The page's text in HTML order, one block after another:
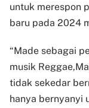
untuk merespon
baru pada 2024
“Made sebagai
musik
tidak sekedar
hanya bernyanyi